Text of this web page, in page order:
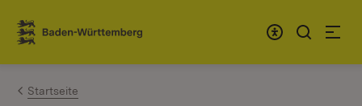
Zum Inhalt springen
Link zur Startseite
Startseite